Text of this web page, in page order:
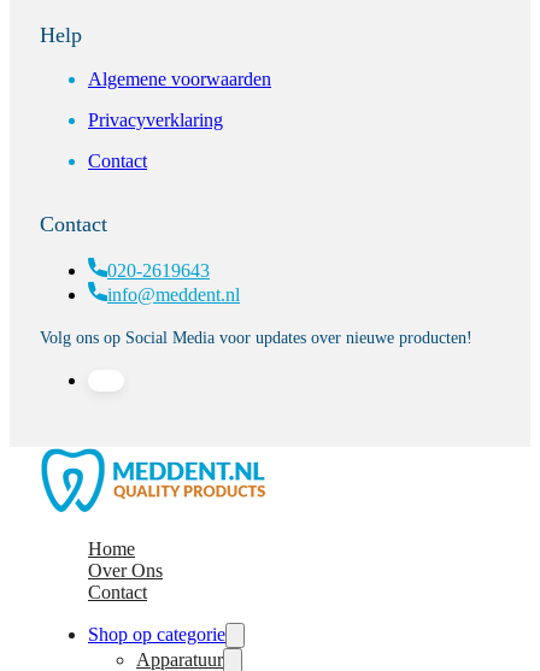
Help
Algemene voorwaarden
Privacyverklaring
Contact
Contact
020-2619643
info@meddent.nl
Volg ons op Social Media voor updates over nieuwe producten!
Home
Over Ons
Contact
Shop op categorie
Apparatuur